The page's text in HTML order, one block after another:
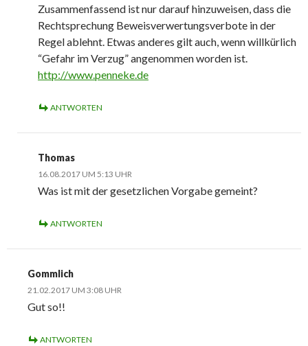
Zusammenfassend ist nur darauf hinzuweisen, dass die
Rechtsprechung Beweisverwertungsverbote in der
Regel ablehnt. Etwas anderes gilt auch, wenn willkürlich
“Gefahr im Verzug” angenommen worden ist.
http://www.penneke.de
ANTWORTEN
Thomas
16.08.2017 UM 5:13 UHR
Was ist mit der gesetzlichen Vorgabe gemeint?
ANTWORTEN
Gommlich
21.02.2017 UM 3:08 UHR
Gut so!!
ANTWORTEN